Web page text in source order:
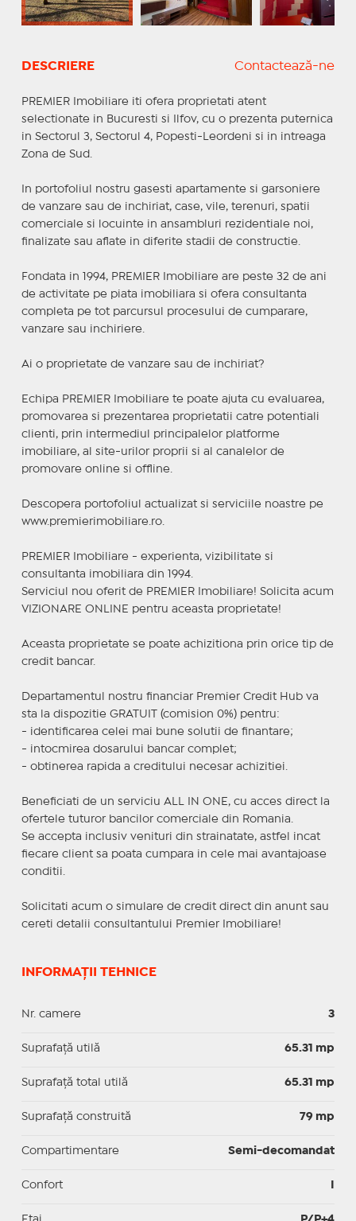
DESCRIERE Contactează-ne
PREMIER Imobiliare iti ofera proprietati atent
selectionate in Bucuresti si Ilfov, cu o prezenta puternica
in Sectorul 3, Sectorul 4, Popesti-Leordeni si in intreaga
Zona de Sud.
In portofoliul nostru gasesti apartamente si garsoniere
de vanzare sau de inchiriat, case, vile, terenuri, spatii
comerciale si locuinte in ansambluri rezidentiale noi,
finalizate sau aflate in diferite stadii de constructie.
Fondata in 1994, PREMIER Imobiliare are peste 32 de ani
de activitate pe piata imobiliara si ofera consultanta
completa pe tot parcursul procesului de cumparare,
vanzare sau inchiriere.
Ai o proprietate de vanzare sau de inchiriat?
Echipa PREMIER Imobiliare te poate ajuta cu evaluarea,
promovarea si prezentarea proprietatii catre potentiali
clienti, prin intermediul principalelor platforme
imobiliare, al site-urilor proprii si al canalelor de
promovare online si offline.
Descopera portofoliul actualizat si serviciile noastre pe
www.premierimobiliare.ro.
PREMIER Imobiliare - experienta, vizibilitate si
consultanta imobiliara din 1994.
Serviciul nou oferit de PREMIER Imobiliare! Solicita acum
VIZIONARE ONLINE pentru aceasta proprietate!
Aceasta proprietate se poate achizitiona prin orice tip de
credit bancar.
Departamentul nostru financiar Premier Credit Hub va
sta la dispozitie GRATUIT (comision 0%) pentru:
- identificarea celei mai bune solutii de finantare;
- intocmirea dosarului bancar complet;
- obtinerea rapida a creditului necesar achizitiei.
Beneficiati de un serviciu ALL IN ONE, cu acces direct la
ofertele tuturor bancilor comerciale din Romania.
Se accepta inclusiv venituri din strainatate, astfel incat
fiecare client sa poata cumpara in cele mai avantajoase
conditii.
Solicitati acum o simulare de credit direct din anunt sau
cereti detalii consultantului Premier Imobiliare!
INFORMAȚII TEHNICE
Nr. camere 3
Suprafaţă utilă 65.31 mp
Suprafaţă total utilă 65.31 mp
Suprafaţă construită 79 mp
Compartimentare Semi-decomandat
Confort